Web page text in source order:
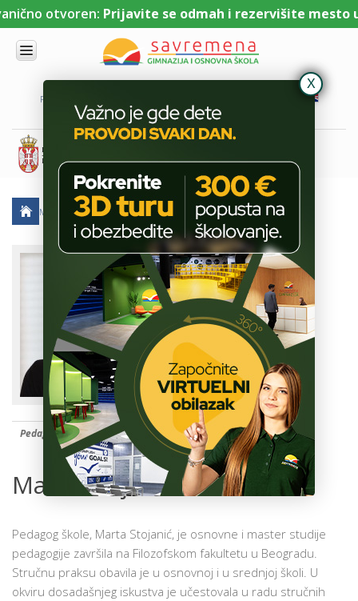
otvoren:Prijavite se odmah i rezervišite mesto uz
PORTAL ZA UČENIKE
NAMA
KOMBINOVANI
PROGRAM
NACIONALNI
PROGRAM
PROGRAM
SAVREMENO
OBRAZOVANJE
IT I
ERASMUS+
OSNOVNA
ŠKOLA
MARTA STOJANIĆ
Pedagog
Marta Stojanić
Pedagog škole, Marta Stojanić, je osnovne i master studije
pedagogije završila na Filozofskom fakultetu u Beogradu.
Stručnu praksu obavila je u osnovnoj i u srednjoj školi. U
okviru dosadašnjeg iskustva je učestovala u radu stručnih